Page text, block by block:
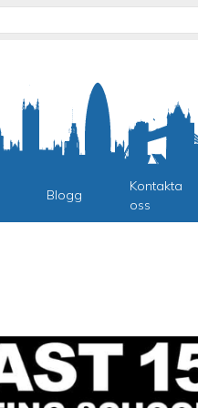
Blogg
Kontakta
oss